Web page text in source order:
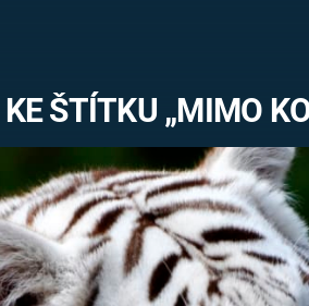
VÁLEČNÉ
a
ŠTÍTKU „MIMO